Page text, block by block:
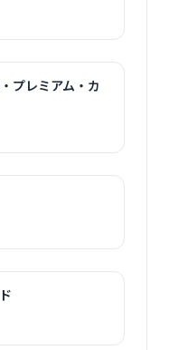
プレミアム・カ